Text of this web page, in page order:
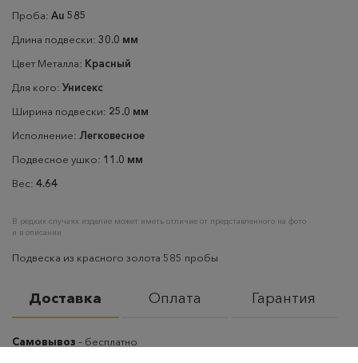
Проба: Au 585
Длина подвески: 30.0 мм
Цвет Металла: Красный
Для кого: Унисекс
Ширина подвески: 25.0 мм
Исполнение: Легковесное
Подвесное ушко: 11.0 мм
Вес: 4.64
В редких случаях изделие может иметь отличие от представленного на фото
и в описании
Подвеска из красного золота 585 пробы
Доставка Оплата Гарантия
Самовывоз – бесплатно